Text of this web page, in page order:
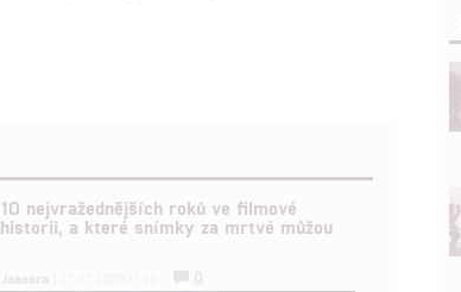
10 nejvražednějších roků ve filmové
historii, a které snímky za mrtvé můžou